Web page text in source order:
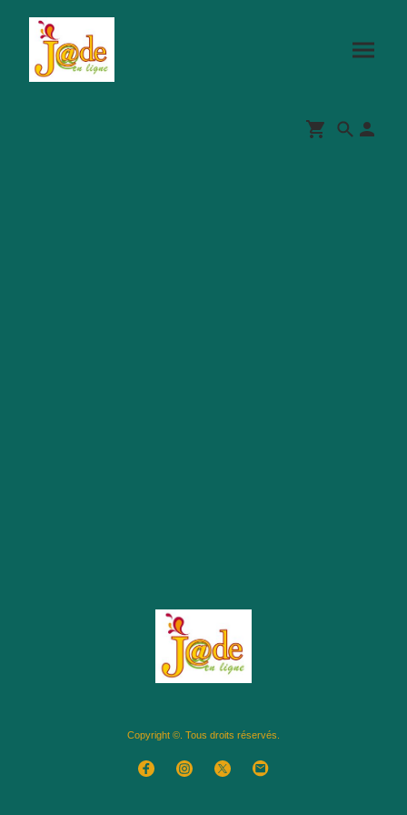
Copyright ©. Tous droits réservés.